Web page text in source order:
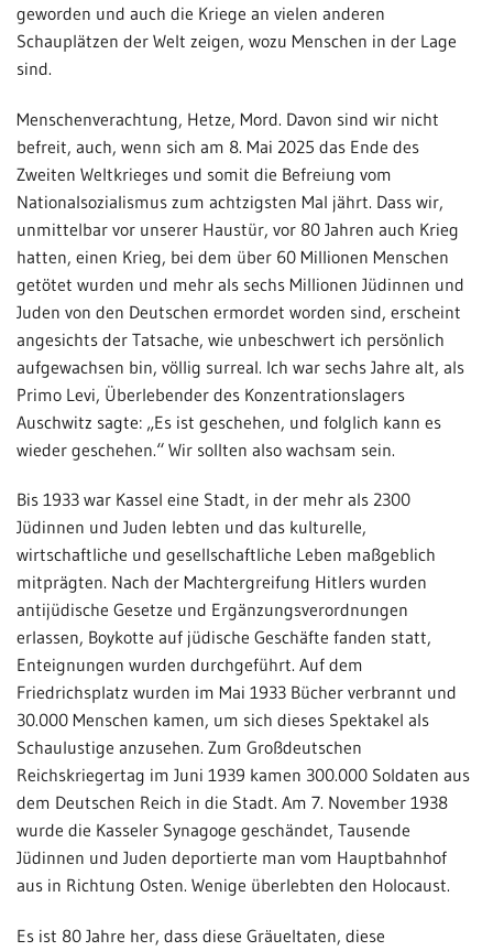
geworden und auch die Kriege an vielen anderen
Schauplätzen der Welt zeigen, wozu Menschen in der Lage
sind.
Menschenverachtung, Hetze, Mord. Davon sind wir nicht
befreit, auch, wenn sich am 8. Mai 2025 das Ende des
Zweiten Weltkrieges und somit die Befreiung vom
Nationalsozialismus zum achtzigsten Mal jährt. Dass wir,
unmittelbar vor unserer Haustür, vor 80 Jahren auch Krieg
hatten, einen Krieg, bei dem über 60 Millionen Menschen
getötet wurden und mehr als sechs Millionen Jüdinnen und
Juden von den Deutschen ermordet worden sind, erscheint
angesichts der Tatsache, wie unbeschwert ich persönlich
aufgewachsen bin, völlig surreal. Ich war sechs Jahre alt, als
Primo Levi, Überlebender des Konzentrationslagers
Auschwitz sagte: „Es ist geschehen, und folglich kann es
wieder geschehen.“ Wir sollten also wachsam sein.
Bis 1933 war Kassel eine Stadt, in der mehr als 2300
Jüdinnen und Juden lebten und das kulturelle,
wirtschaftliche und gesellschaftliche Leben maßgeblich
mitprägten. Nach der Machtergreifung Hitlers wurden
antijüdische Gesetze und Ergänzungsverordnungen
erlassen, Boykotte auf jüdische Geschäfte fanden statt,
Enteignungen wurden durchgeführt. Auf dem
Friedrichsplatz wurden im Mai 1933 Bücher verbrannt und
30.000 Menschen kamen, um sich dieses Spektakel als
Schaulustige anzusehen. Zum Großdeutschen
Reichskriegertag im Juni 1939 kamen 300.000 Soldaten aus
dem Deutschen Reich in die Stadt. Am 7. November 1938
wurde die Kasseler Synagoge geschändet, Tausende
Jüdinnen und Juden deportierte man vom Hauptbahnhof
aus in Richtung Osten. Wenige überlebten den Holocaust.
Es ist 80 Jahre her, dass diese Gräueltaten, diese